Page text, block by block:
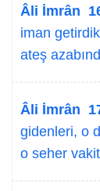
Âli İmrân
iman getirdik
ateş
Âli İmrân
gidenleri, o
o seher